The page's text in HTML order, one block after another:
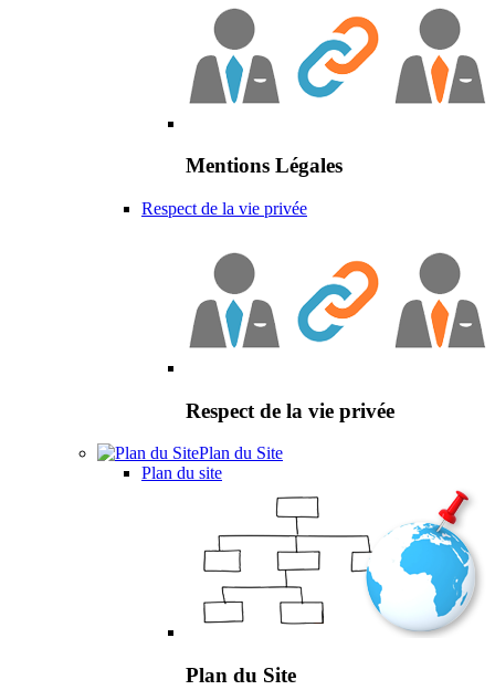
Mentions Légales
Respect de la vie privée
Respect de la vie privée
Plan du Site
Plan du site
Plan du Site